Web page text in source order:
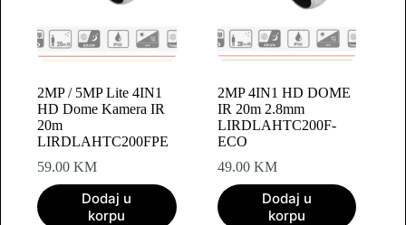
2MP / 5MP Lite 4IN1
HD Dome Kamera IR
20m
LIRDLAHTC200FPE
59.00 KM
Dodaj u
korpu
2MP 4IN1 HD DOME
IR 20m 2.8mm
LIRDLAHTC200F-
ECO
49.00 KM
Dodaj u
korpu